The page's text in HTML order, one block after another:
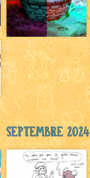
Septembre 2024